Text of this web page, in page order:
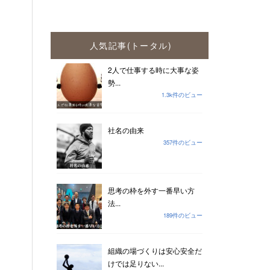
人気記事(トータル)
2人で仕事する時に大事な姿
勢...
1.3k件のビュー
社名の由来
357件のビュー
思考の枠を外す一番早い方
法...
189件のビュー
組織の場づくりは安心安全だ
けでは足りない...